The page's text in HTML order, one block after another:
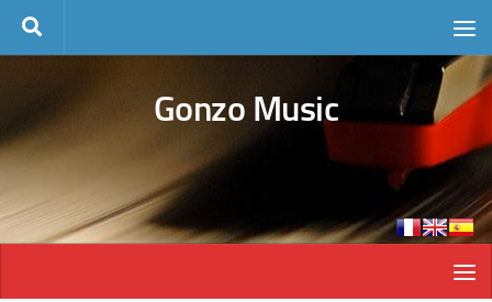
Skip to content
Gonzo Music